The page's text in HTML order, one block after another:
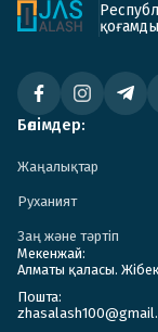
Бөлімдер:
Жаңалықтар
Руханият
Заң және тәртіп
Мекенжай:
Алматы қаласы.
Пошта: